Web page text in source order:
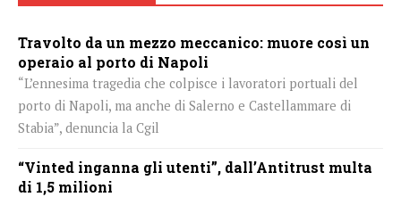
Travolto da un mezzo meccanico: muore così un
operaio al porto di Napoli
“L’ennesima tragedia che colpisce i lavoratori portuali del
porto di Napoli, ma anche di Salerno e Castellammare di
Stabia”, denuncia la Cgil
“Vinted inganna gli utenti”, dall’Antitrust multa
di 1,5 milioni